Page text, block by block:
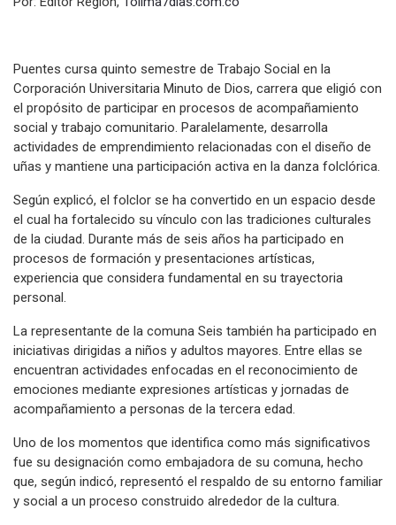
Puentes cursa quinto semestre de Trabajo Social en la
Corporación Universitaria Minuto de Dios, carrera que eligió con
el propósito de participar en procesos de acompañamiento
social y trabajo comunitario. Paralelamente, desarrolla
actividades de emprendimiento relacionadas con el diseño de
uñas y mantiene una participación activa en la danza folclórica.
Según explicó, el folclor se ha convertido en un espacio desde
el cual ha fortalecido su vínculo con las tradiciones culturales
de la ciudad. Durante más de seis años ha participado en
procesos de formación y presentaciones artísticas,
experiencia que considera fundamental en su trayectoria
personal.
La representante de la comuna Seis también ha participado en
iniciativas dirigidas a niños y adultos mayores. Entre ellas se
encuentran actividades enfocadas en el reconocimiento de
emociones mediante expresiones artísticas y jornadas de
acompañamiento a personas de la tercera edad.
Uno de los momentos que identifica como más significativos
fue su designación como embajadora de su comuna, hecho
que, según indicó, representó el respaldo de su entorno familiar
y social a un proceso construido alrededor de la cultura.